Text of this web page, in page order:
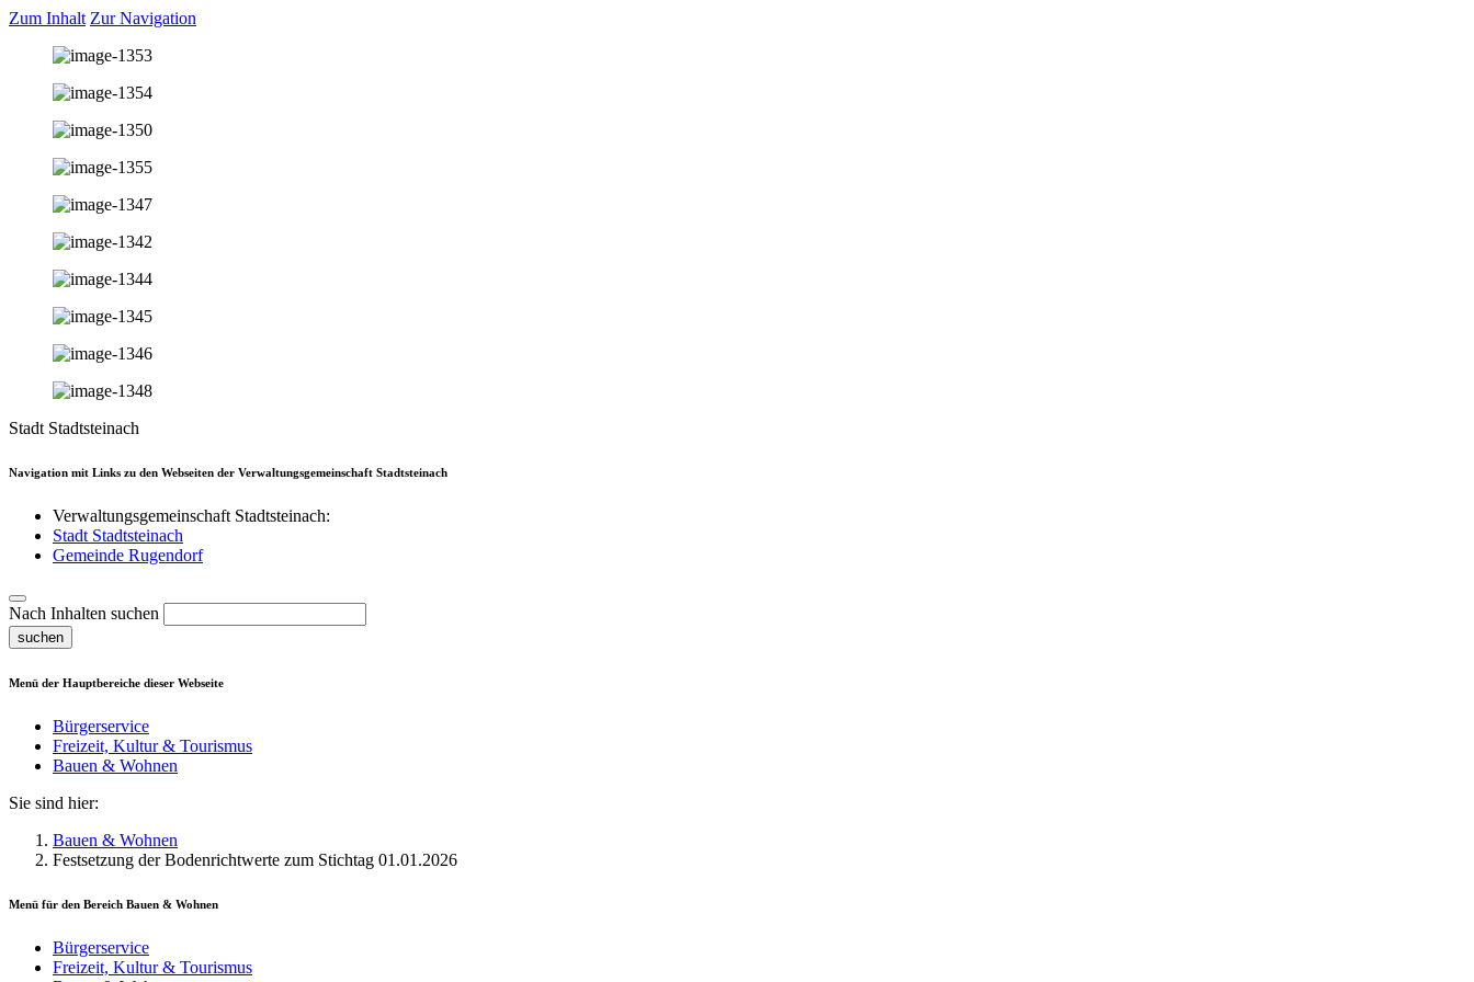
Zum Inhalt Zur Navigation
Stadt Stadtsteinach
Navigation mit Links zu den Webseiten der Verwaltungsgemeinschaft Stadtsteinach
Verwaltungsgemeinschaft Stadtsteinach:
Stadt Stadtsteinach
Gemeinde Rugendorf
Nach Inhalten suchen
suchen
Menü der Hauptbereiche dieser Webseite
Bürgerservice
Freizeit, Kultur & Tourismus
Bauen & Wohnen
Sie sind hier:
Bauen & Wohnen
Festsetzung der Bodenrichtwerte zum Stichtag 01.01.2026
Menü für den Bereich Bauen & Wohnen
Bürgerservice
Freizeit, Kultur & Tourismus